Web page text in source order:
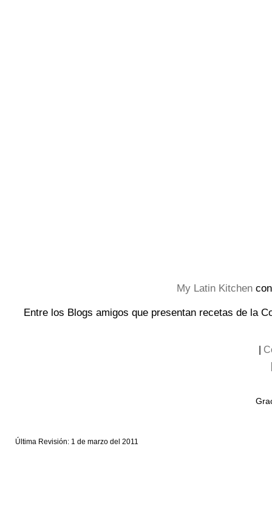
My Latin Kitchen
Entre los Blogs amigos que presentan recetas de la
Última Revisión: 1 de marzo del 2011